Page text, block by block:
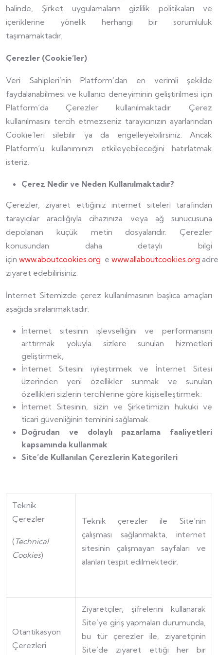
halinde, Şirket uygulamaların gizlilik politikaları ve
içeriklerine yönelik herhangi bir sorumluluk
taşımamaktadır.
Çerezler (Cookie’ler)
Veri Sahipleri’nin Platform’dan en verimli şekilde
faydalanabilmesi ve kullanıcı deneyiminin geliştirilmesi için
Platform’da Çerezler kullanılmaktadır. Çerez
kullanılmasını tercih etmezseniz tarayıcınızın ayarlarından
Cookie’leri silebilir ya da engelleyebilirsiniz. Ancak
Platform’u kullanımınızı etkileyebileceğini hatırlatmak
isteriz.
Çerez Nedir ve Neden Kullanılmaktadır?
Çerezler, ziyaret ettiğiniz internet siteleri tarafından
tarayıcılar aracılığıyla cihazınıza veya ağ sunucusuna
depolanan küçük metin dosyalarıdır. Çerezler
konusundan daha detaylı bilgi
için www.aboutcookies.org e www.allaboutcookies.org
ziyaret edebilirisiniz.
İnternet Sitemizde çerez kullanılmasının başlıca amaçları
aşağıda sıralanmaktadır:
İnternet sitesinin işlevselliğini ve performansını
arttırmak yoluyla sizlere sunulan hizmetleri
geliştirmek,
İnternet Sitesini iyileştirmek ve İnternet Sitesi
üzerinden yeni özellikler sunmak ve sunulan
özellikleri sizlerin tercihlerine göre kişiselleştirmek;
İnternet Sitesinin, sizin ve Şirketimizin hukuki ve
ticari güvenliğinin teminini sağlamak.
Doğrudan ve dolaylı pazarlama faaliyetleri
kapsamında kullanmak
Site’de Kullanılan Çerezlerin Kategorileri
Teknik
Çerezler
(Technical
Cookies)
Teknik çerezler ile Site’nin
çalışması sağlanmakta, internet
sitesinin çalışmayan sayfaları ve
alanları tespit edilmektedir.
Otantikasyon
Çerezleri
Ziyaretçiler, şifrelerini kullanarak
Site’ye giriş yapmaları durumunda,
bu tür çerezler ile, ziyaretçinin
Site’de ziyaret ettiği her bir